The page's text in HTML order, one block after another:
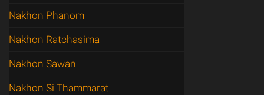
Nakhon Phanom
Nakhon Ratchasima
Nakhon Sawan
Nakhon Si Thammarat